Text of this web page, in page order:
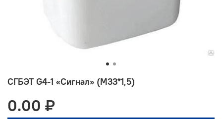
СГБЭТ G4-1 «Сигнал» (М33*1,5)
0.00 ₽